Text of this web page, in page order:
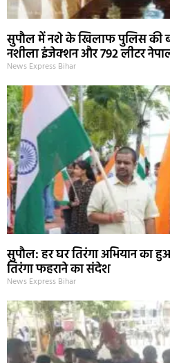
सुपौल में नशे के खिलाफ पुलिस की
नशीला इंजेक्शन और 792 लीटर
News Express Bihar
सुपौल: हर घर तिरंगा अभियान का
तिरंगा फहराने का संदेश
News Express Bihar